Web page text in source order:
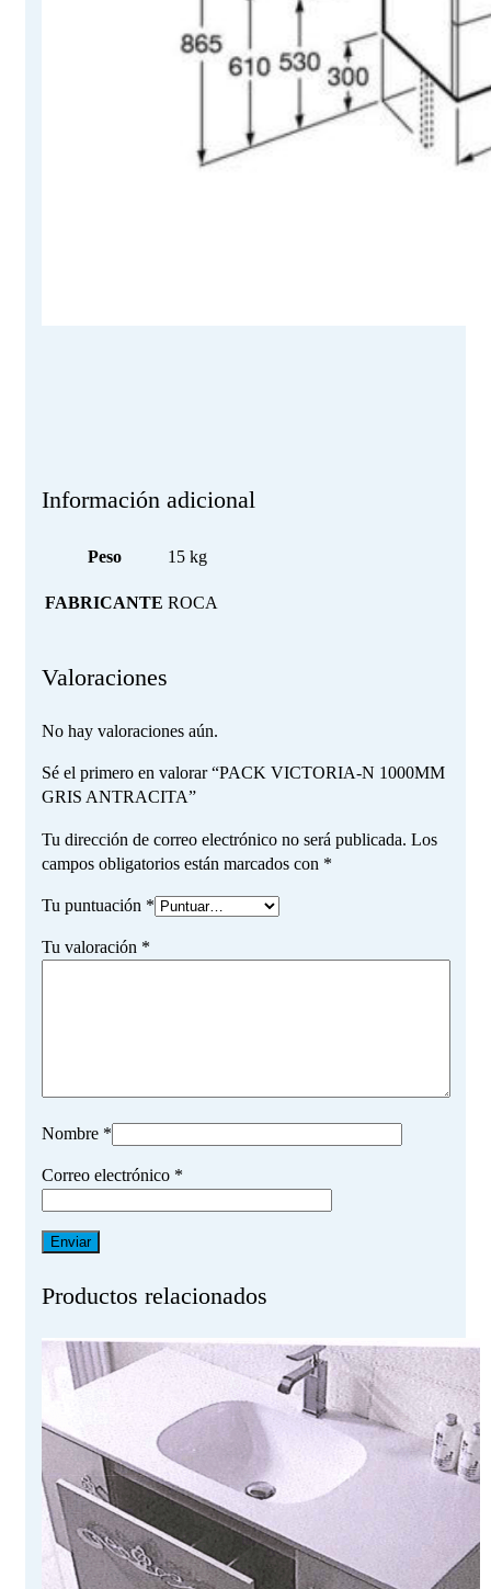
Información adicional
Peso 15 kg
FABRICANTE ROCA
Valoraciones
No hay valoraciones aún.
Sé el primero en valorar “PACK VICTORIA-N 1000MM
GRIS ANTRACITA”
Tu dirección de correo electrónico no será publicada. Los
campos obligatorios están marcados con *
Tu puntuación *
Tu valoración *
Nombre *
Correo electrónico *
Productos relacionados